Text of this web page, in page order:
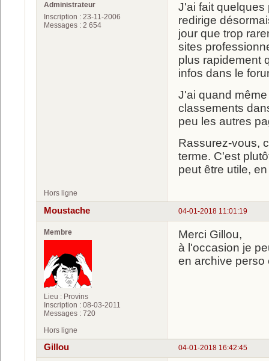
Administrateur
Inscription : 23-11-2006
Messages : 2 654
J'ai fait quelques
redirige
jour que trop
sites
plus rapidement
infos dans le
J'ai quand
classements
peu les autres
Rassurez-vous,
terme. C'est
peut être utile,
Hors ligne
04-01-2018 11:01:19
Moustache
Membre
Lieu : Provins
Inscription : 08-03-2011
Messages : 720
Merci Gillou,
à l'occasion je
en archive perso
Hors ligne
04-01-2018 16:42:45
Gillou